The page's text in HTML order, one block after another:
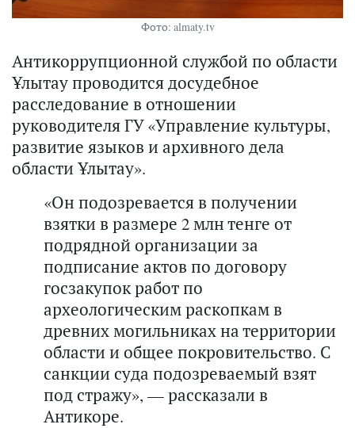
Фото: almaty.tv
Антикоррупционной службой по области
Ұлытау проводится досудебное
расследование в отношении
руководителя ГУ «Управление культуры,
развитие языков и архивного дела
области Ұлытау».
«Он подозревается в получении
взятки в размере 2 млн тенге от
подрядной организации за
подписание актов по договору
госзакупок работ по
археологическим раскопкам в
древних могильниках на территории
области и общее покровительство. С
санкции суда подозреваемый взят
под стражу», — рассказали в
Антикоре.